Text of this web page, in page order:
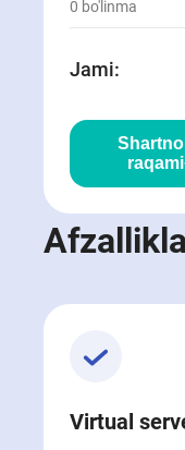
0 bo'linma
Jami:
raqami
Virtual